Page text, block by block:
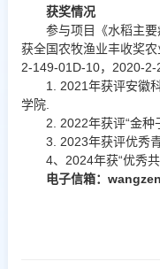
获奖情况
参与项目《水稻主要
获全国农牧渔业丰收奖
2-149-01D-10，2020-2-
1. 2021年获评安徽
学院.
2. 2022年获评“金种
3. 2023年获评优秀
4、2024年获“优秀
电子信箱：